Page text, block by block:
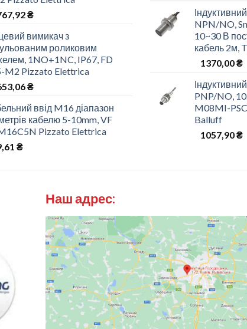
₴
вимикач з
роликовим
1NO+1NC, IP67, FD
M2 Pizzato Elettrica
₴
ввід M16 діапазон
кабелю 5-10mm, VF
Pizzato Elettrica
₴
NPN/NO,
10~30 В
кабель 2м,
1370,00₴
PNP/NO,
M08MI-
Balluff
1057,90₴
Наш адрес: